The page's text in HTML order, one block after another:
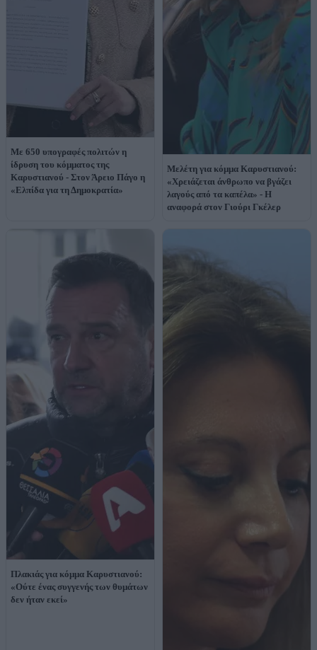
Με 650 υπογραφές πολιτών η
ίδρυση του κόμματος της
Καρυστιανού - Στον Άρειο Πάγο η
«Ελπίδα για τη Δημοκρατία»
Μελέτη για κόμμα Καρυστιανού:
«Χρειάζεται άνθρωπο να βγάζει
λαγούς από τα καπέλα» - Η
αναφορά στον Γιούρι Γκέλερ
Πλακιάς για κόμμα Καρυστιανού:
«Ούτε ένας συγγενής των θυμάτων
δεν ήταν εκεί»